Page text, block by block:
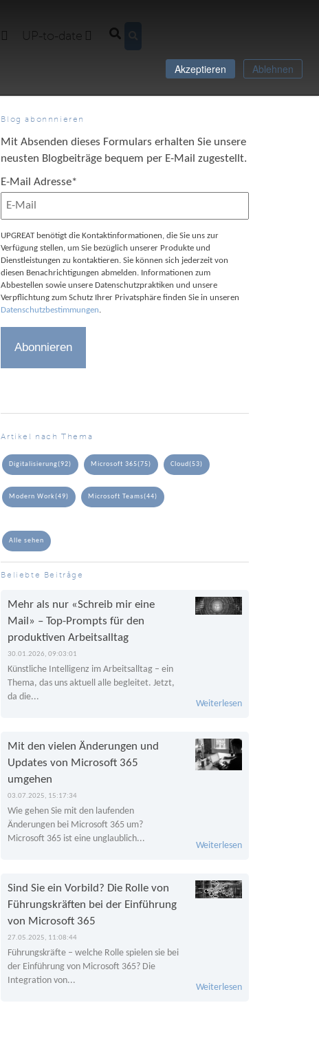
Akzeptieren Ablehnen
UP-to-date
Blog abonnnieren
Mit Absenden dieses Formulars erhalten Sie unsere
neusten Blogbeiträge bequem per E-Mail zugestellt.
E-Mail Adresse*
UPGREAT benötigt die Kontaktinformationen, die Sie uns zur
Verfügung stellen, um Sie bezüglich unserer Produkte und
Dienstleistungen zu kontaktieren. Sie können sich jederzeit von
diesen Benachrichtigungen abmelden. Informationen zum
Abbestellen sowie unsere Datenschutzpraktiken und unsere
Verpflichtung zum Schutz Ihrer Privatsphäre finden Sie in unseren
Datenschutzbestimmungen.
Artikel nach Thema
Digitalisierung(92) Microsoft 365(75) Cloud(53)
Modern Work(49) Microsoft Teams(44)
Alle sehen
Beliebte Beiträge
Mehr als nur «Schreib mir eine
Mail» – Top-Prompts für den
produktiven Arbeitsalltag
30.01.2026, 09:03:01
Künstliche Intelligenz im Arbeitsalltag – ein
Thema, das uns aktuell alle begleitet. Jetzt,
da die...
Weiterlesen
Mit den vielen Änderungen und
Updates von Microsoft 365
umgehen
03.07.2025, 15:17:34
Wie gehen Sie mit den laufenden
Änderungen bei Microsoft 365 um?
Microsoft 365 ist eine unglaublich...
Weiterlesen
Sind Sie ein Vorbild? Die Rolle von
Führungskräften bei der Einführung
von Microsoft 365
27.05.2025, 11:08:44
Führungskräfte – welche Rolle spielen sie bei
der Einführung von Microsoft 365? Die
Integration von...
Weiterlesen